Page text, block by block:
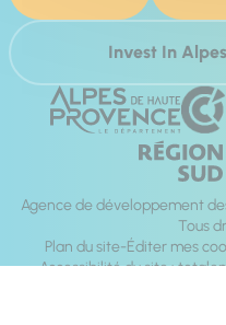
Invest In
Agence de développement
Tous
Plan du site Éditer mes
Accessibilité du site :